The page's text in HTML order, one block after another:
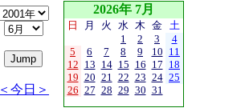
＜今日＞
2026年 7月
日 月 火 水 木 金 土
1
2 3
4
5
6 7 8 9 10 11
12 13 14 15 16 17 18
19 20 21 22 23 24 25
26 27 28 29 30 31